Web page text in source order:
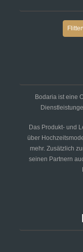
Bodaria ist eine
Das Produkt- und
über
mehr. Zusätzlich
seinen Partnern